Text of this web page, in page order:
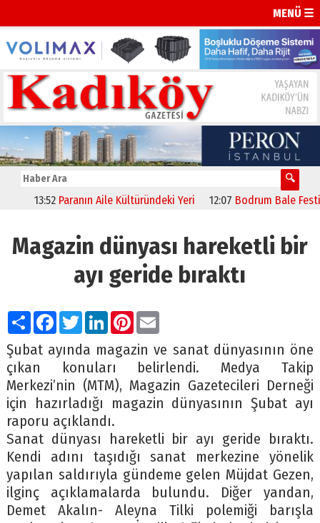
MENÜ ☰
Paranın Aile Kültüründeki Yeri 12:07 Bodrum Bale Festivali,
Magazin dünyası hareketli bir
ayı geride bıraktı
PaylaşFacebook
TwitterLinkedIn
Pinterest
Email
Şubat ayında magazin ve sanat dünyasının öne
çıkan konuları belirlendi. Medya Takip
Merkezi’nin (MTM), Magazin Gazetecileri Derneği
için hazırladığı magazin dünyasının Şubat ayı
raporu açıklandı.
Sanat dünyası hareketli bir ayı geride bıraktı.
Kendi adını taşıdığı sanat merkezine yönelik
yapılan saldırıyla gündeme gelen Müjdat Gezen,
ilginç açıklamalarda bulundu. Diğer yandan,
Demet Akalın- Aleyna Tilki polemiği barışla